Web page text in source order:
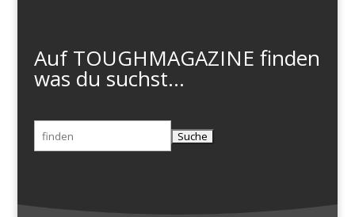
Auf TOUGHMAGAZINE finden
was du suchst...
Suchen
nach: